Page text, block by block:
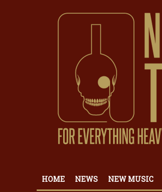
HOME NEWS NEW MUSIC